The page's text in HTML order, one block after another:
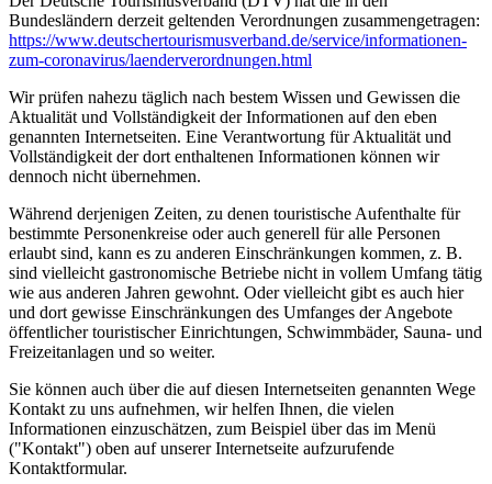
Bundesländern derzeit geltenden Verordnungen zusammengetragen:
https://www.deutscher­tourismusverband.de/­service/­informationen-
zum-coronavirus/­laenderverordnungen.html
Wir prüfen nahezu täglich nach bestem Wissen und Gewissen die
Aktualität und Vollständigkeit der Informationen auf den eben
genannten Internetseiten. Eine Verantwortung für Aktualität und
Vollständigkeit der dort enthaltenen Informationen können wir
dennoch nicht übernehmen.
Während derjenigen Zeiten, zu denen touristische Aufenthalte für
bestimmte Personenkreise oder auch generell für alle Personen
erlaubt sind, kann es zu anderen Einschränkungen kommen, z. B.
sind vielleicht gastronomische Betriebe nicht in vollem Umfang tätig
wie aus anderen Jahren gewohnt. Oder vielleicht gibt es auch hier
und dort gewisse Einschränkungen des Umfanges der Angebote
öffentlicher touristischer Einrichtungen, Schwimmbäder, Sauna- und
Freizeitanlagen und so weiter.
Sie können auch über die auf diesen Internetseiten genannten Wege
Kontakt zu uns aufnehmen, wir helfen Ihnen, die vielen
Informationen einzuschätzen, zum Beispiel über das im Menü
("Kontakt") oben auf unserer Internetseite aufzurufende
Kontaktformular.